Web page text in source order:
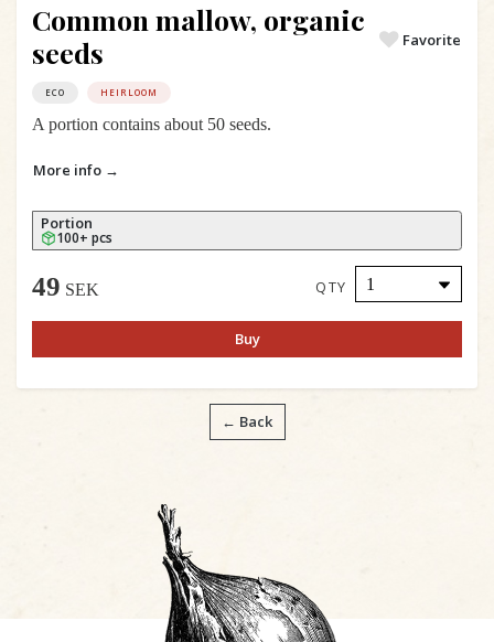
Common mallow, organic
seeds
Favorite
ECO HEIRLOOM
A portion contains about 50 seeds.
More info →
Portion
100+ pcs
49 SEK QTY
Buy
← Back